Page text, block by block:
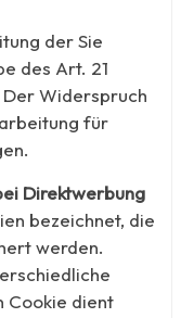
der Sie
des Art. 21
Widerspruch
für
Direktwerbung
bezeichnet, die
werden.
Cookie dient